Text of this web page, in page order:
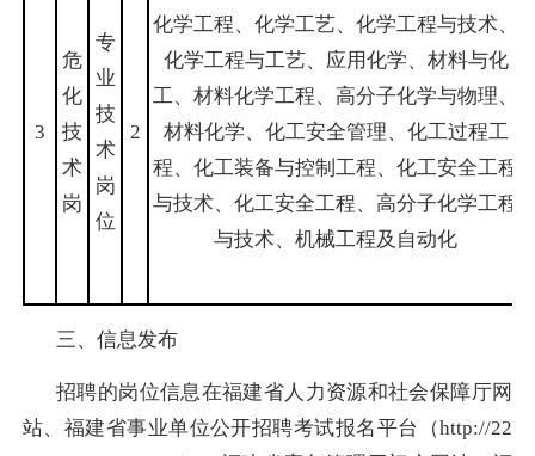
3
危
化
技
术
岗
专
业
技
术
岗
位
2
化学工程、化学工艺、化学工程与技术、
化学工程与工艺、应用化学、材料与化
工、材料化学工程、高分子化学与物理、
材料化学、化工安全管理、化工过程工
程、化工装备与控制工程、化工安全工程
与技术、化工安全工程、高分子化学工程
与技术、机械工程及自动化
三、信息发布
招聘的岗位信息在福建省人力资源和社会保障厅网
站、福建省事业单位公开招聘考试报名平台（http://22